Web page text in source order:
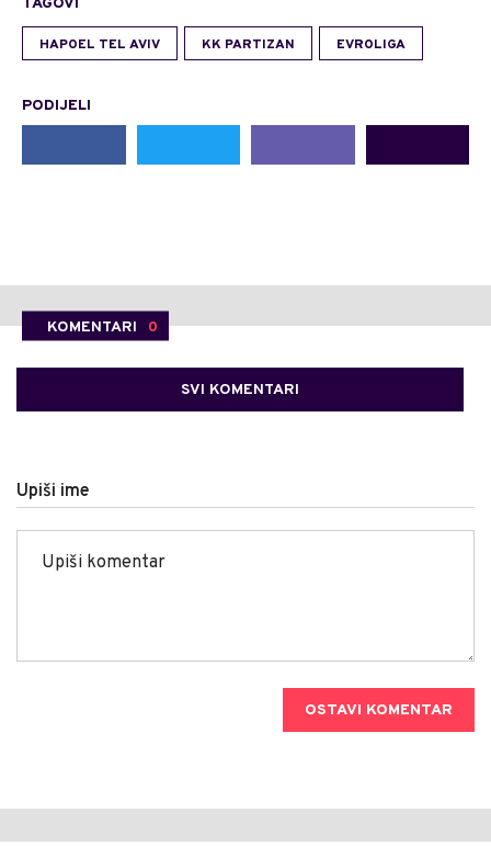
HAPOEL TEL AVIV KK PARTIZAN EVROLIGA
PODIJELI
KOMENTARI 0
SVI KOMENTARI
Upiši ime
OSTAVI KOMENTAR